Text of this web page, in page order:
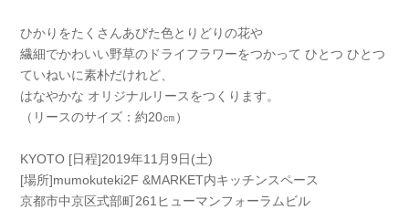
ひかりをたくさんあびた色とりどりの花や
繊細でかわいい野草のドライフラワーをつかって ひとつ ひとつ
ていねいに素朴だけれど、
はなやかな オリジナルリースをつくります。
（リースのサイズ：約20㎝）
KYOTO [日程]2019年11月9日(土)
[場所]mumokuteki2F &MARKET内キッチンスペース
京都市中京区式部町261ヒューマンフォーラムビル